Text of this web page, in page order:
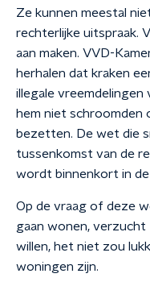
Ze kunnen meestal
rechterlijke uitspraak.
aan maken. VVD-
herhalen dat kraken
illegale vreemdelingen
hem niet
bezetten. De wet die
tussenkomst van de
wordt binnenkort in de
Op de vraag of deze
gaan wonen,
willen, het niet zou
woningen zijn.